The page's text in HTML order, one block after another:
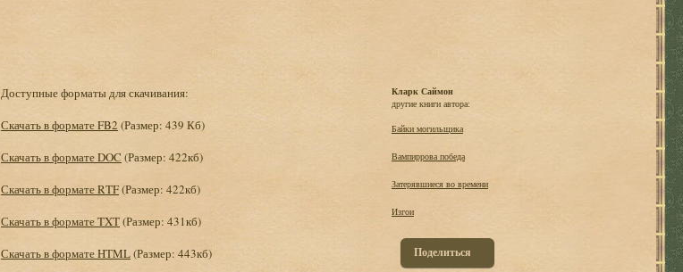
Доступные форматы для скачивания:
Скачать в формате FB2 (Размер: 439 Кб)
Скачать в формате DOC (Размер: 422кб)
Скачать в формате RTF(Размер: 422кб)
Скачать в формате TXT(Размер: 431кб)
Скачать в формате HTML(Размер: 443кб)
Кларк Саймон
другие книги автора:
Байки могильщика
Вампиррова победа
Затерявшиеся во времени
Изгои
Поделиться